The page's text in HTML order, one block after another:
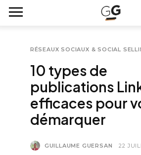
RÉSEAUX SOCIAUX & SOCIAL
10 types de
publications
efficaces pour
démarquer
GUILLAUME GUERSAN 22